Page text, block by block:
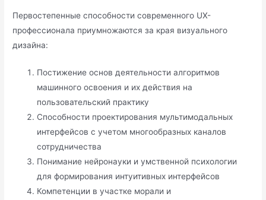
Первостепенные способности современного UX-
профессионала приумножаются за края визуального
дизайна:
Постижение основ деятельности алгоритмов
машинного освоения и их действия на
пользовательский практику
Способности проектирования мультимодальных
интерфейсов с учетом многообразных каналов
сотрудничества
Понимание нейронауки и умственной психологии
для формирования интуитивных интерфейсов
Компетенции в участке морали и